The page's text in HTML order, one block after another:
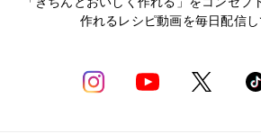
作れるレシピ動画を毎日配信し